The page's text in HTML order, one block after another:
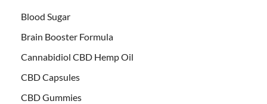
Blood Sugar
Brain Booster Formula
Cannabidiol CBD Hemp Oil
CBD Capsules
CBD Gummies